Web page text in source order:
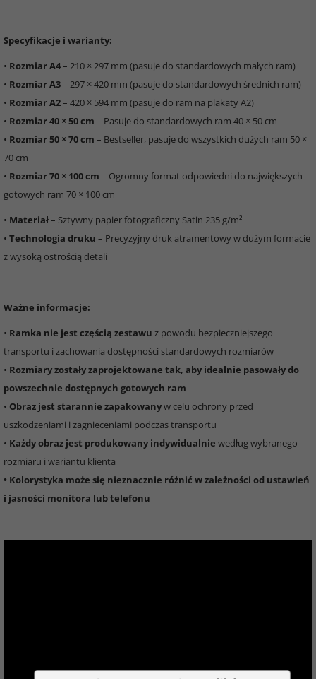
Specyfikacje i warianty:
• Rozmiar A4– 210 × 297 mm (pasuje do standardowych małych ram)
• Rozmiar A3– 297 × 420 mm (pasuje do standardowych średnich ram)
• Rozmiar A2– 420 × 594 mm (pasuje do ram na plakaty A2)
• Rozmiar 40 × 50 cm – Pasuje do standardowych ram 40 × 50 cm
• Rozmiar 50 × 70 cm – Bestseller, pasuje do wszystkich dużych ram 50 ×
70 cm
• Rozmiar 70 × 100 cm – Ogromny format odpowiedni do największych
gotowych ram 70 × 100 cm
• Materiał– Sztywny papier fotograficzny Satin 235 g/m²
• Technologia druku – Precyzyjny druk atramentowy w dużym formacie
z wysoką ostrością detali
Ważne informacje:
• Ramka nie jest częścią zestawu z powodu bezpieczniejszego
transportu i zachowania dostępności standardowych rozmiarów
• Rozmiary zostały zaprojektowane tak, aby idealnie pasowały do
powszechnie dostępnych gotowych ram
• Obraz jest starannie zapakowanyw celu ochrony przed
uszkodzeniami i zagnieceniami podczas transportu
• Każdy obraz jest produkowany indywidualnie według wybranego
rozmiaru i wariantu klienta
• Kolorystyka może się nieznacznie różnić w zależności od ustawień
i jasności monitora lub telefonu